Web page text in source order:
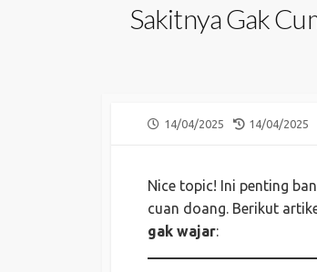
Sakitnya Gak
PUBLISHED
14/04/2025
LAST
14/04/2025
Nice topic! Ini penting
cuan doang. Berikut
gak wajar: